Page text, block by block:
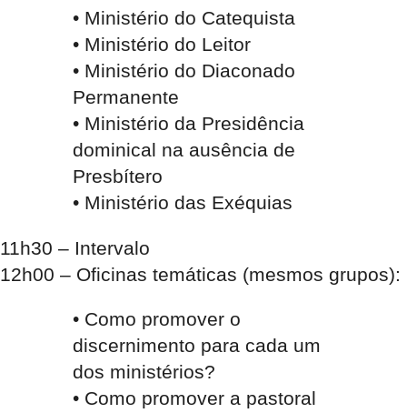
• Ministério do Catequista
• Ministério do Leitor
• Ministério do Diaconado
Permanente
• Ministério da Presidência
dominical na ausência de
Presbítero
• Ministério das Exéquias
11h30 – Intervalo
12h00 – Oficinas temáticas (mesmos grupos):
• Como promover o
discernimento para cada um
dos ministérios?
• Como promover a pastoral